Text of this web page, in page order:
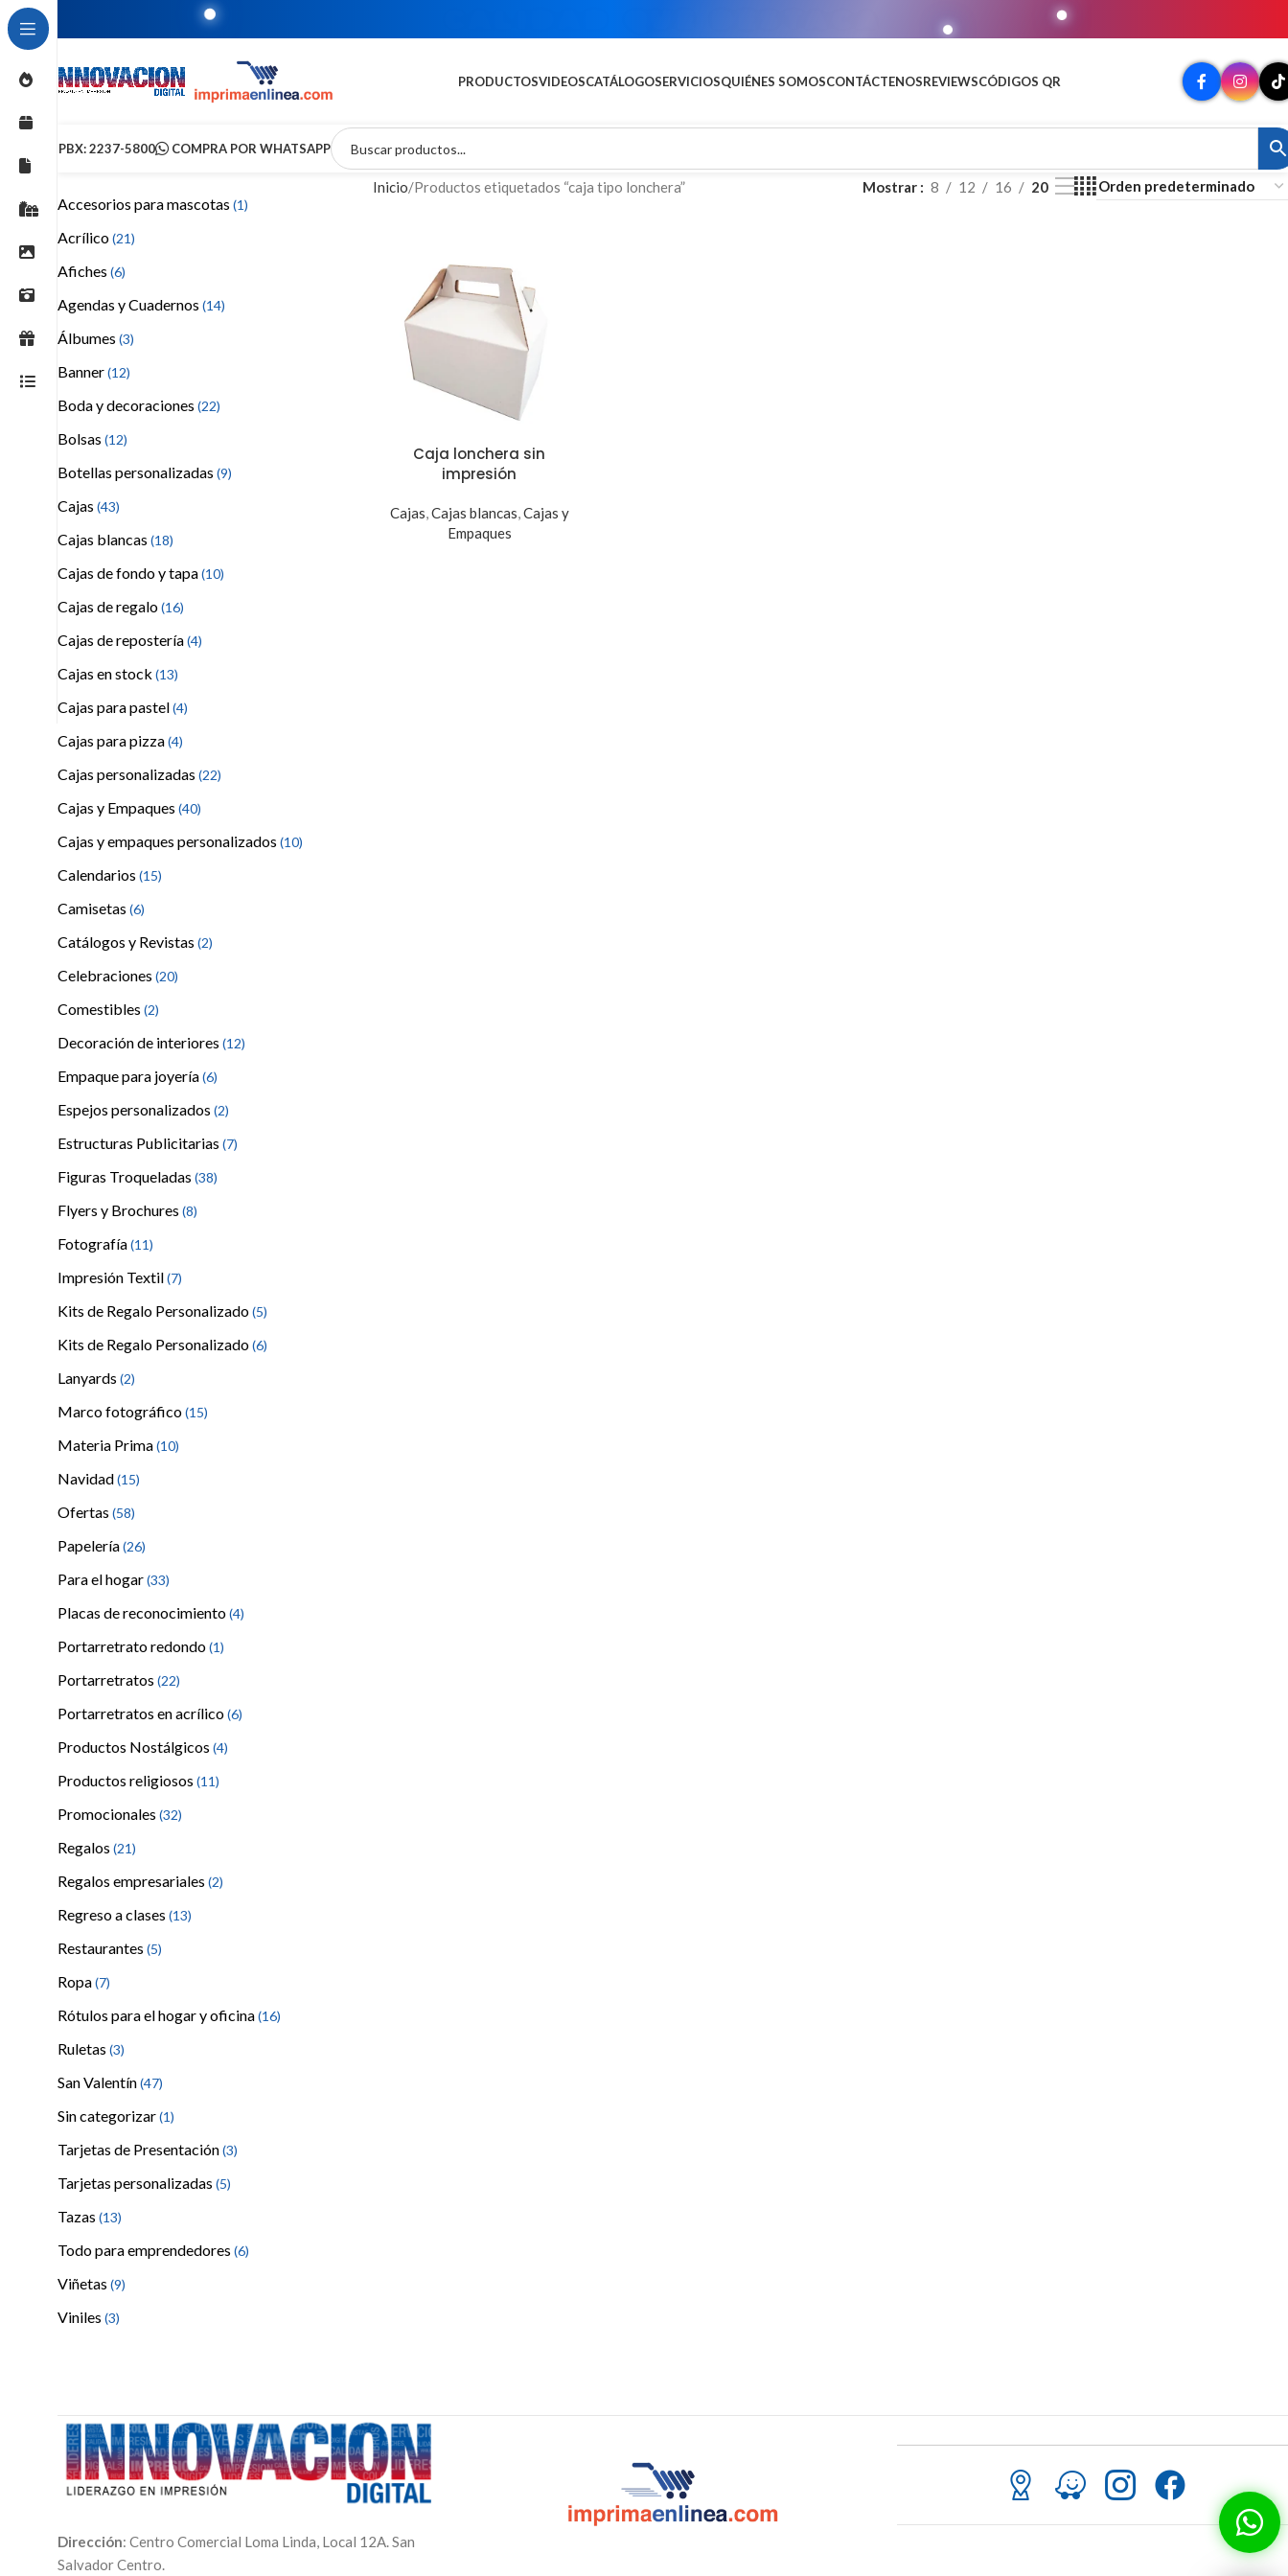
PRODUCTOSVIDEOSCATÁLOGOSERVICIOSQUIÉNES SOMOSCONTÁCTENOSREVIEWSCÓDIGOS QR
PBX: 2237-5800 COMPRA POR WHATSAPP
Accesorios para mascotas (1)
Acrílico(21)
Afiches (6)
Agendas y Cuadernos (14)
Álbumes (3)
Banner(12)
Boda y decoraciones (22)
Bolsas (12)
Botellas personalizadas (9)
Cajas (43)
Cajas blancas (18)
Cajas de fondo y tapa(10)
Cajas de regalo(16)
Cajas de repostería(4)
Cajas en stock (13)
Cajas para pastel(4)
Cajas para pizza(4)
Cajas personalizadas (22)
Cajas y Empaques (40)
Cajas y empaques personalizados (10)
Calendarios (15)
Camisetas (6)
Catálogos y Revistas (2)
Celebraciones (20)
Comestibles (2)
Decoración de interiores (12)
Empaque para joyería(6)
Espejos personalizados (2)
Estructuras Publicitarias (7)
Figuras Troqueladas (38)
Flyers y Brochures (8)
Fotografía(11)
Impresión Textil(7)
Kits de Regalo Personalizado(5)
Kits de Regalo Personalizado(6)
Lanyards (2)
Marco fotográfico(15)
Materia Prima(10)
Navidad(15)
Ofertas (58)
Papelería(26)
Para el hogar(33)
Placas de reconocimiento(4)
Portarretrato redondo(1)
Portarretratos (22)
Portarretratos en acrílico(6)
Productos Nostálgicos (4)
Productos religiosos (11)
Promocionales (32)
Regalos (21)
Regalos empresariales (2)
Regreso a clases (13)
Restaurantes (5)
Ropa(7)
Rótulos para el hogar y oficina(16)
Ruletas (3)
San Valentín(47)
Sin categorizar(1)
Tarjetas de Presentación(3)
Tarjetas personalizadas (5)
Tazas (13)
Todo para emprendedores (6)
Viñetas (9)
Viniles (3)
Inicio Productos etiquetados “caja tipo lonchera” Mostrar 8 12 16 20
Caja lonchera sin
impresión
Cajas,Cajas blancas,Cajas y
Empaques
Dirección: Centro Comercial Loma Linda, Local 12A. San
Salvador Centro.